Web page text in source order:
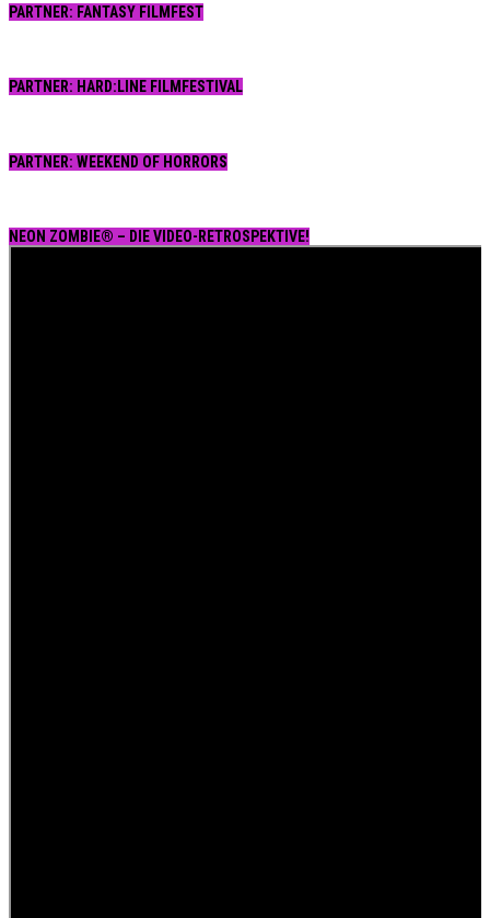
PARTNER: FANTASY FILMFEST
PARTNER: HARD:LINE FILMFESTIVAL
PARTNER: WEEKEND OF HORRORS
NEON ZOMBIE® – DIE VIDEO-RETROSPEKTIVE!